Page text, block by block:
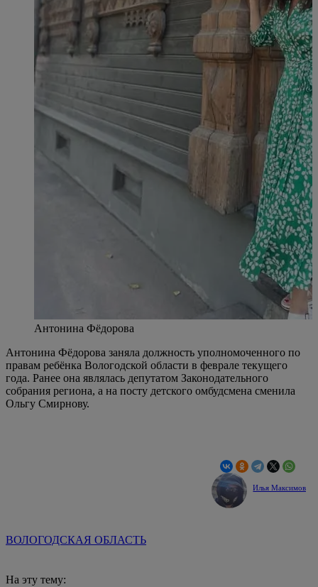
Антонина Фёдорова
Антонина Фёдорова заняла должность уполномоченного по
правам ребёнка Вологодской области в феврале текущего
года. Ранее она являлась депутатом Законодательного
собрания региона, а на посту детского омбудсмена сменила
Ольгу Смирнову.
Илья Максимов
ВОЛОГОДСКАЯ ОБЛАСТЬ
На эту тему: